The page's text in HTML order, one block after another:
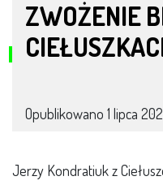
ZWOŻENIE
Opublikowano 1 lipca
Jerzy Kondratiuk z